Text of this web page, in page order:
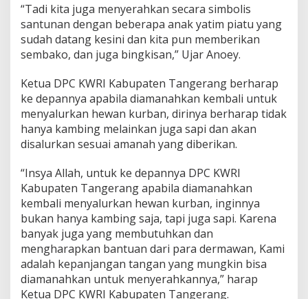
“Tadi kita juga menyerahkan secara simbolis
santunan dengan beberapa anak yatim piatu yang
sudah datang kesini dan kita pun memberikan
sembako, dan juga bingkisan,” Ujar Anoey.
Ketua DPC KWRI Kabupaten Tangerang berharap
ke depannya apabila diamanahkan kembali untuk
menyalurkan hewan kurban, dirinya berharap tidak
hanya kambing melainkan juga sapi dan akan
disalurkan sesuai amanah yang diberikan.
“Insya Allah, untuk ke depannya DPC KWRI
Kabupaten Tangerang apabila diamanahkan
kembali menyalurkan hewan kurban, inginnya
bukan hanya kambing saja, tapi juga sapi. Karena
banyak juga yang membutuhkan dan
mengharapkan bantuan dari para dermawan, Kami
adalah kepanjangan tangan yang mungkin bisa
diamanahkan untuk menyerahkannya,” harap
Ketua DPC KWRI Kabupaten Tangerang.